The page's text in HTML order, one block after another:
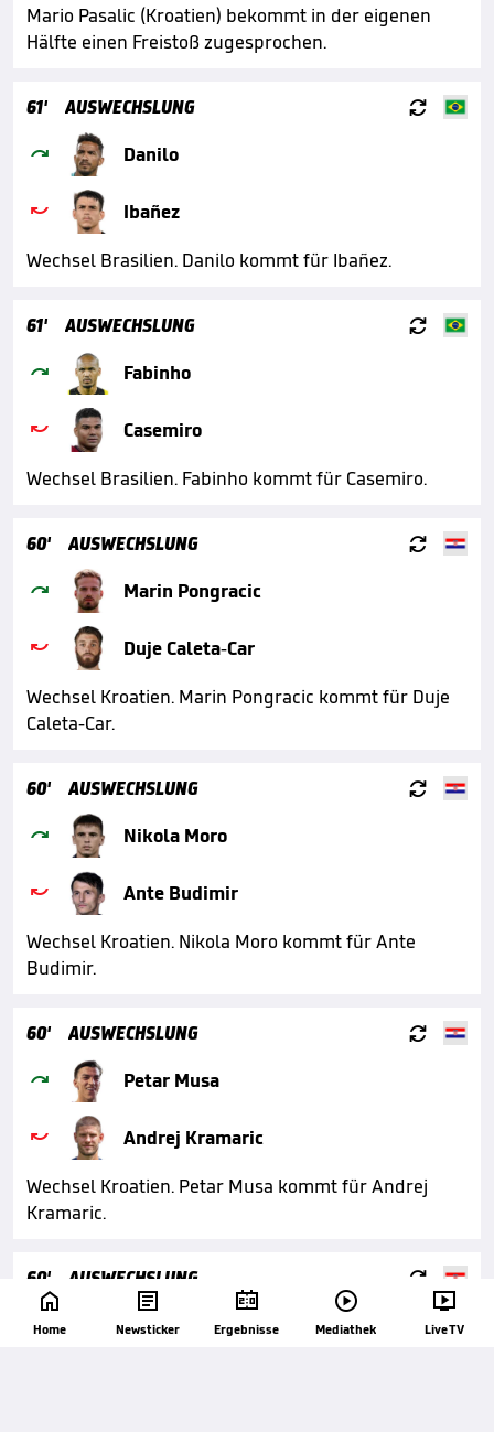
Mario Pasalic (Kroatien) bekommt in der eigenen
Hälfte einen Freistoß zugesprochen.
61' AUSWECHSLUNG 
 Danilo

Ibañez
Wechsel Brasilien. Danilo kommt für Ibañez.
61' AUSWECHSLUNG 
 Fabinho

Casemiro
Wechsel Brasilien. Fabinho kommt für Casemiro.
60' AUSWECHSLUNG 
 Marin Pongracic

Duje Caleta-Car
Wechsel Kroatien. Marin Pongracic kommt für Duje
Caleta-Car.
60' AUSWECHSLUNG 
 Nikola Moro

Ante Budimir
Wechsel Kroatien. Nikola Moro kommt für Ante
Budimir.
60' AUSWECHSLUNG 
 Petar Musa

Andrej Kramaric
Wechsel Kroatien. Petar Musa kommt für Andrej
Kramaric.
60' AUSWECHSLUNG 
 Mario Pasalic

Home

Newsticker

Ergebnisse

Mediathek

Live TV